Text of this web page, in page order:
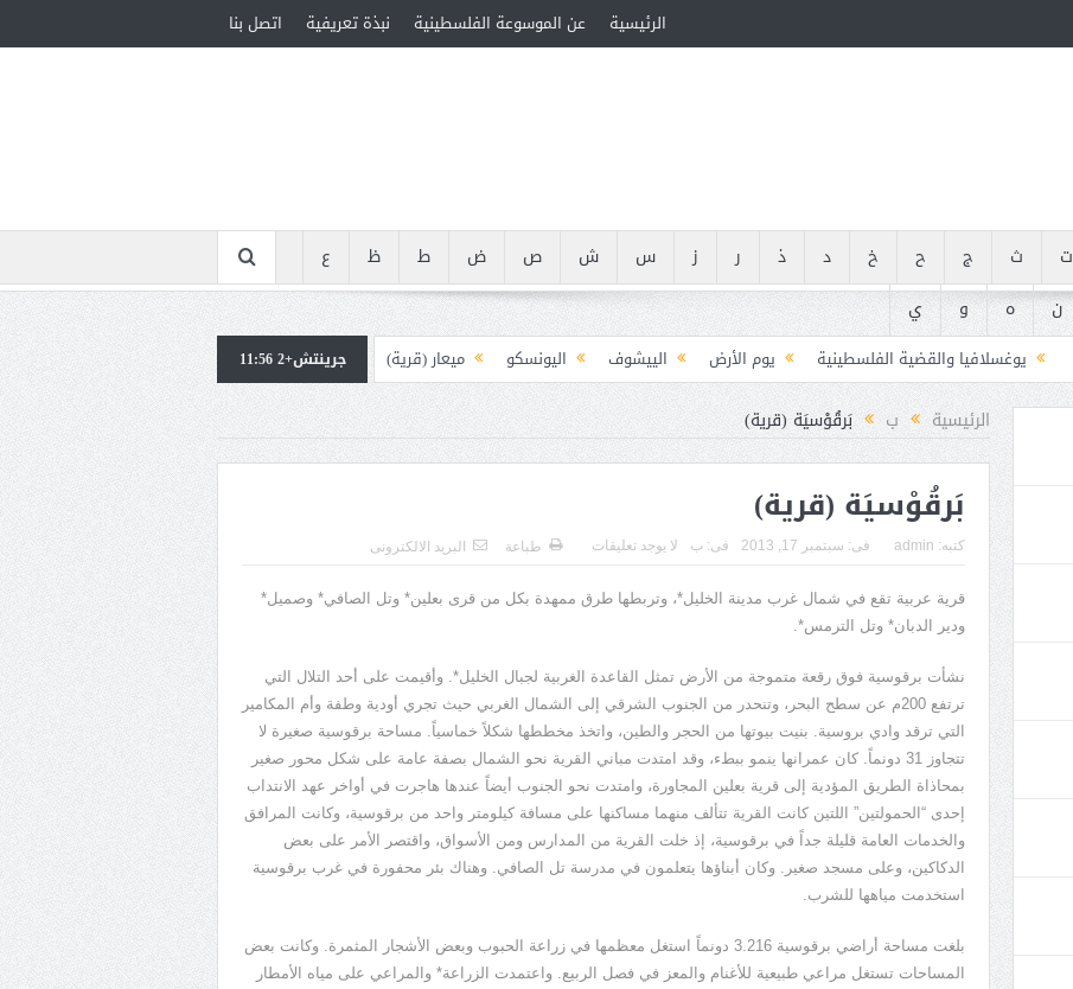
الرئيسية عن الموسوعة الفلسطينية نبذة تعريفية اتصل بنا
ت ث ج ح خ د ذ ر ز س ش ص ض ط ظ
ع
ن ه و ي
ميعار (قرية) اليونسكو الييشوف يوم الأرض
يوغسلافيا والقضية الفلسطينية
يوسيفوس فلاويوس (38-100م)
يوسف هيكل (1907-1989)
يوسف ضيا الخالدي (1846-1906)
يوسف سعيد أبو درة (1900-1939)
يوسف الجرار (000 – 1222ه)(000 – 1808م)
جرينتش+2 11:56
الرئيسية ب بَرقُوْسيَة (قرية)
بَرقُوْسيَة (قرية)
كتبه: admin فى: سبتمبر 17, 2013 فى: ب لا يوجد تعليقات طباعة البريد الالكترونى
قرية عربية تقع في شمال غرب مدينة الخليل*، وتربطها طرق ممهدة بكل من قرى بعلين* وتل الصافي* وصميل*
ودير الدبان* وتل الترمس*.
نشأت برقوسية فوق رقعة متموجة من الأرض تمثل القاعدة الغربية لجبال الخليل*. وأقيمت على أحد التلال التي
ترتفع 200م عن سطح البحر، وتنحدر من الجنوب الشرقي إلى الشمال الغربي حيث تجري أودية وطفة وأم المكامير
التي ترقد وادي بروسية. بنيت بيوتها من الحجر والطين، واتخذ مخططها شكلاً خماسياً. مساحة برقوسية صغيرة لا
تتجاوز 31 دونماً. كان عمرانها ينمو ببطء، وقد امتدت مباني القرية نحو الشمال بصفة عامة على شكل محور صغير
بمحاذاة الطريق المؤدية إلى قرية بعلين المجاورة، وامتدت نحو الجنوب أيضاً عندها هاجرت في أواخر عهد الانتداب
إحدى “الحمولتين” اللتين كانت القرية تتألف منهما مساكنها على مسافة كيلومتر واحد من برقوسية، وكانت المرافق
والخدمات العامة قليلة جداً في برقوسية، إذ خلت القرية من المدارس ومن الأسواق، واقتصر الأمر على بعض
الدكاكين، وعلى مسجد صغير. وكان أبناؤها يتعلمون في مدرسة تل الصافي. وهناك بئر محفورة في غرب برقوسية
استخدمت مياهها للشرب.
بلغت مساحة أراضي برقوسية 3.216 دونماً استغل معظمها في زراعة الحبوب وبعض الأشجار المثمرة. وكانت بعض
المساحات تستغل مراعي طبيعية للأغنام والمعز في فصل الربيع. واعتمدت الزراعة* والمراعي على مياه الأمطار